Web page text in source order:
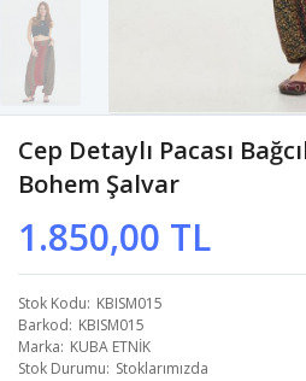
Cep Detaylı Pacası
Bohem Şalvar
1.850,00 TL
Stok Kodu KBISM015
Barkod KBISM015
Marka KUBA ETNİK
Stok Durumu Stoklarımızda